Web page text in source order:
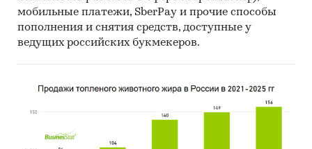
результате анализа показателей их финансово-
хозяйственной деятельности, информации из
открытых источников об их деятельности,
мнений экспертов и наших собственных
знаний о компаниях.
Мониторинг документов:
в качестве
так называемые (1) Традиционный
мобильные платежи, SberPay и прочие способы
пополнения и снятия средств, доступные у
ведущих российских букмекеров.